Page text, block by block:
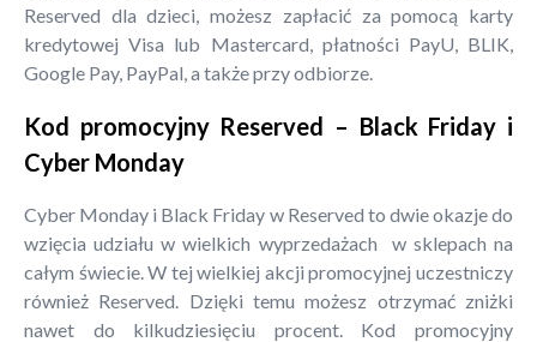
Reserved dla dzieci, możesz zapłacić za pomocą karty
kredytowej Visa lub Mastercard, płatności PayU, BLIK,
Google Pay, PayPal, a także przy odbiorze.
Kod promocyjny Reserved – Black Friday i
Cyber Monday
Cyber Monday i Black Friday w Reserved to dwie okazje do
wzięcia udziału w wielkich wyprzedażach w sklepach na
całym świecie. W tej wielkiej akcji promocyjnej uczestniczy
również Reserved. Dzięki temu możesz otrzymać zniżki
nawet do kilkudziesięciu procent. Kod promocyjny